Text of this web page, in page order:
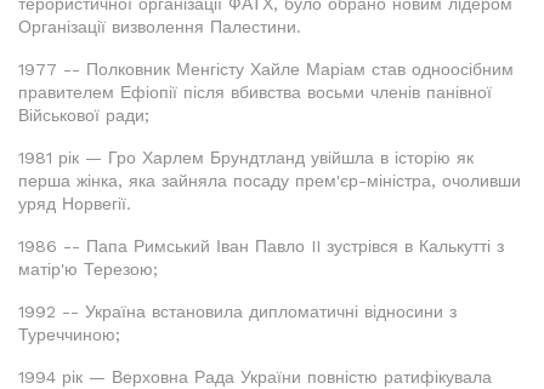
Організації визволення Палестини.
1977 -- Полковник Менгісту Хайле Маріам став одноосібним
правителем Ефіопії після вбивства восьми членів панівної
Військової ради;
1981 рік — Гро Харлем Брундтланд увійшла в історію як
перша жінка, яка зайняла посаду прем'єр-міністра, очоливши
уряд Норвегії.
1986 -- Папа Римський Іван Павло II зустрівся в Калькутті з
матір'ю Терезою;
1992 -- Україна встановила дипломатичні відносини з
Туреччиною;
1994 рік — Верховна Рада України повністю ратифікувала